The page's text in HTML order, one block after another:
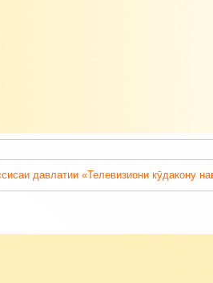
давлатии «Телевизиони кӯдакону